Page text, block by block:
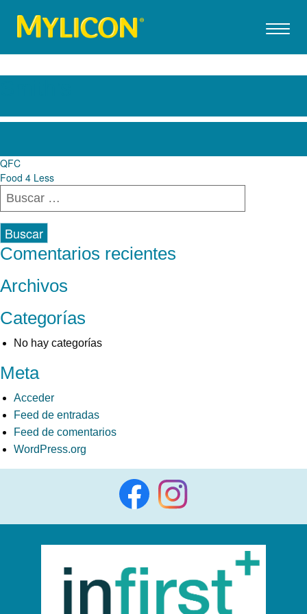
Navegación
de
entradas
QFC
Food 4 Less
Buscar:
Comentarios recientes
Archivos
Categorías
No hay categorías
Meta
Acceder
Feed de entradas
Feed de comentarios
WordPress.org